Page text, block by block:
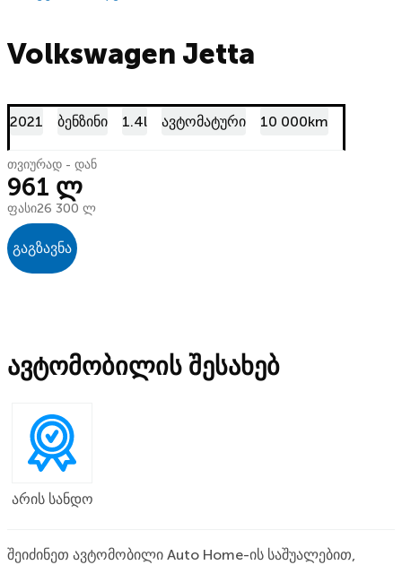
Volkswagen Jetta
2021 ბენზინი 1.4l ავტომატური 10 000km
თვიურად - დან
961 ლ
ფასი26 300 ლ
გაგზავნა
ავტომობილის შესახებ
არის სანდო
შეიძინეთ ავტომობილი Auto Home-ის საშუალებით,